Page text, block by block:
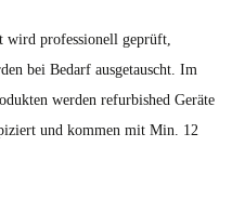
wird professionell geprüft,
bei Bedarf ausgetauscht. Im
werden refurbished Geräte
und kommen mit Min. 12